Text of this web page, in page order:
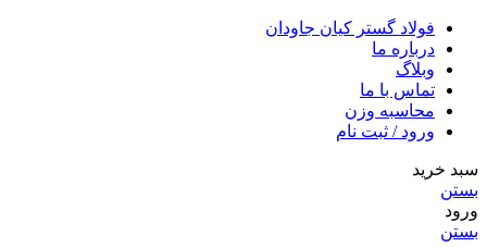
فولاد گستر کیان جاودان
درباره ما
وبلاگ
تماس با ما
محاسبه وزن
ورود / ثبت نام
سبد خرید
بستن
ورود
بستن